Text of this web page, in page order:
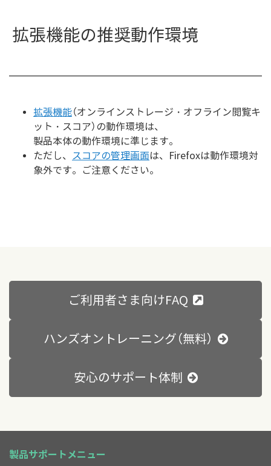
拡張機能の推奨動作環境
拡張機能（オンラインストレージ・オフライン閲覧キ
ット・スコア）の動作環境は、
製品本体の動作環境に準じます。
ただし、 スコアの管理画面は、Firefoxは動作環境対
象外です。ご注意ください。
ご利用者さま向けFAQ
ハンズオントレーニング（無料）
安心のサポート体制
製品サポートメニュー